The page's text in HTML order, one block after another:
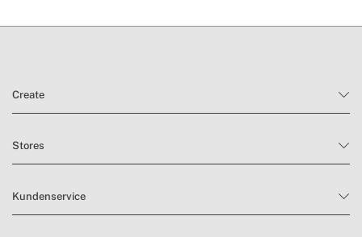
Create
Stores
Kundenservice